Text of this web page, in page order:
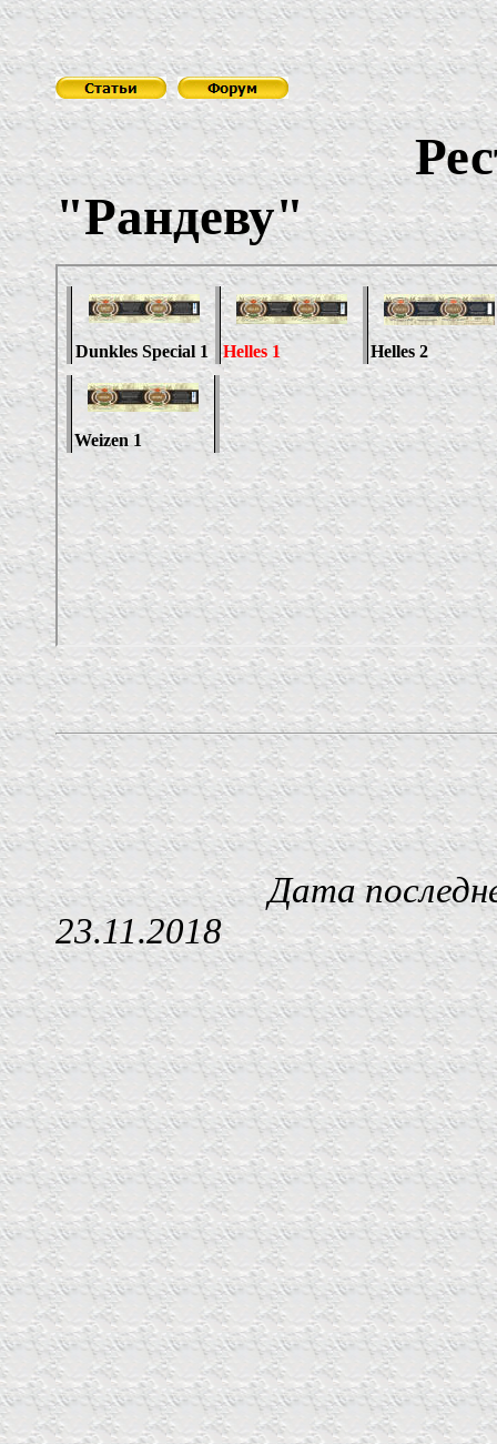
"Рандеву"
Дата последнего
23.11.2018